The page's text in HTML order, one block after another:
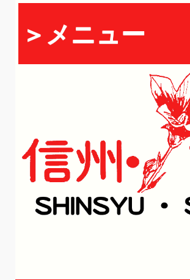
＞メニュー